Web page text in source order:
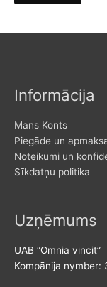
Informācija
Mans Konts
Piegāde un
Noteikumi un
Sīkdatņu politika
Uzņēmums
UAB “Omnia vincit”
Kompānija nymber: